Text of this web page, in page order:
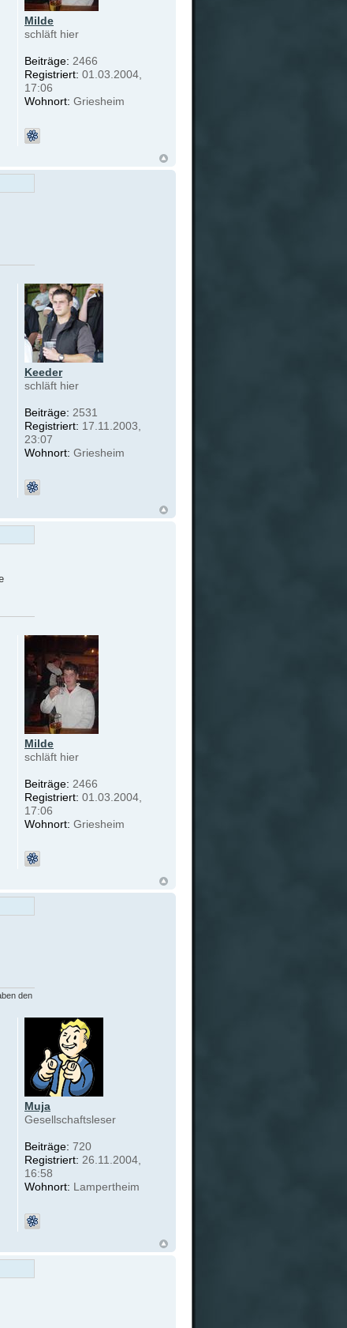
Milde
schläft hier
Beiträge: 2466
Registriert: 01.03.2004,
17:06
Wohnort: Griesheim
Keeder
schläft hier
Beiträge: 2531
Registriert: 17.11.2003,
23:07
Wohnort: Griesheim
Milde
schläft hier
Beiträge: 2466
Registriert: 01.03.2004,
17:06
Wohnort: Griesheim
den
Muja
Gesellschaftsleser
Beiträge: 720
Registriert: 26.11.2004,
16:58
Wohnort: Lampertheim